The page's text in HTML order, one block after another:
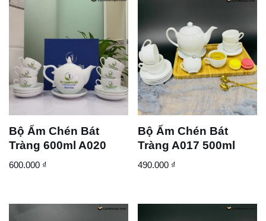
Bộ Ấm Chén Bát
Tràng 600ml A020
600.000 ₫
Bộ Ấm Chén Bát
Tràng A017 500ml
490.000 ₫